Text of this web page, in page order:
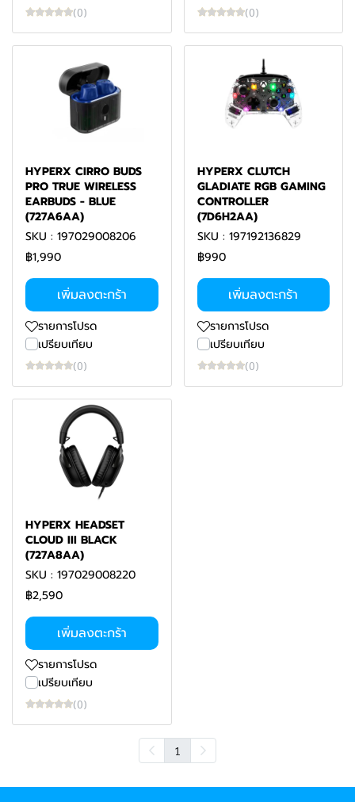
(0) (0)
HYPERX CIRRO BUDS
PRO TRUE WIRELESS
EARBUDS - BLUE
(727A6AA)
SKU : 197029008206
฿1,990
เพิ่มลงตะกร้า
รายการโปรด
เปรียบเทียบ
(0)
HYPERX CLUTCH
GLADIATE RGB GAMING
CONTROLLER
(7D6H2AA)
SKU : 197192136829
฿990
เพิ่มลงตะกร้า
รายการโปรด
เปรียบเทียบ
(0)
HYPERX HEADSET
CLOUD III BLACK
(727A8AA)
SKU : 197029008220
฿2,590
เพิ่มลงตะกร้า
รายการโปรด
เปรียบเทียบ
(0)
1